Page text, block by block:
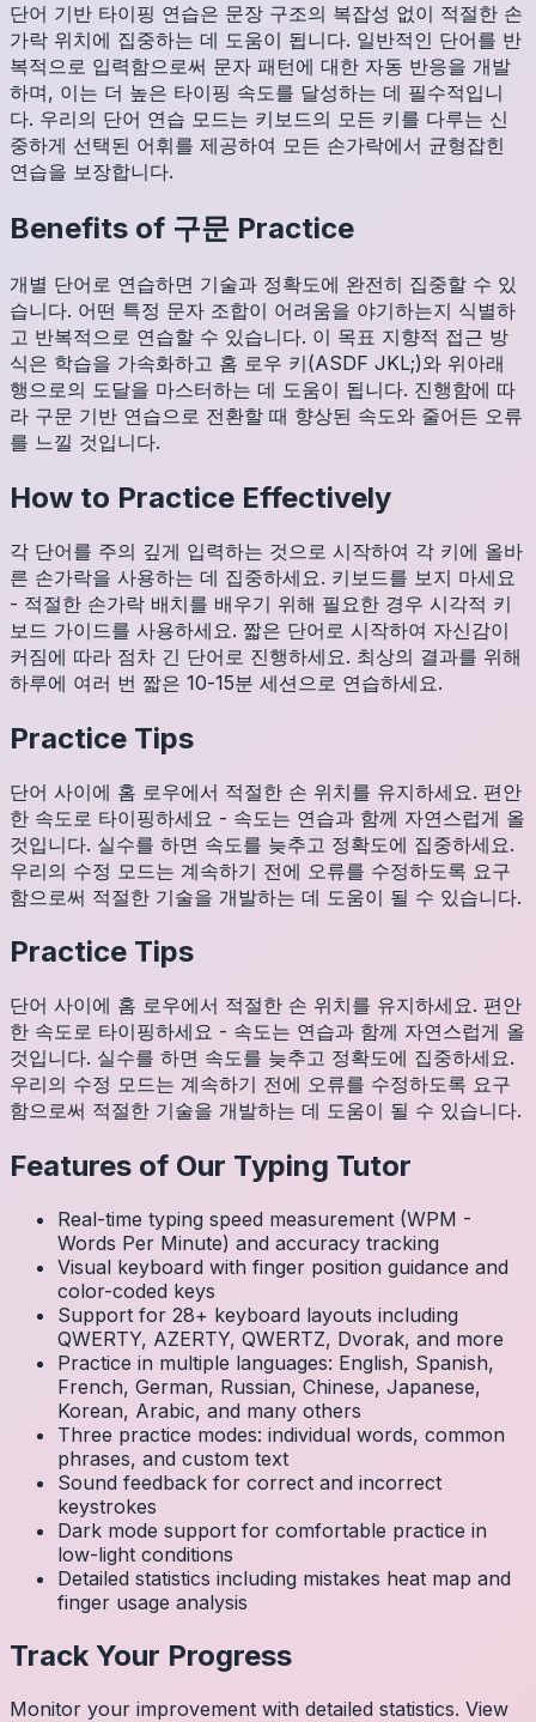
단어 기반 타이핑 연습은 문장 구조의 복잡성 없이 적절한 손
가락 위치에 집중하는 데 도움이 됩니다. 일반적인 단어를 반
복적으로 입력함으로써 문자 패턴에 대한 자동 반응을 개발
하며, 이는 더 높은 타이핑 속도를 달성하는 데 필수적입니
다. 우리의 단어 연습 모드는 키보드의 모든 키를 다루는 신
중하게 선택된 어휘를 제공하여 모든 손가락에서 균형잡힌
연습을 보장합니다.
Benefits of 구문 Practice
개별 단어로 연습하면 기술과 정확도에 완전히 집중할 수 있
습니다. 어떤 특정 문자 조합이 어려움을 야기하는지 식별하
고 반복적으로 연습할 수 있습니다. 이 목표 지향적 접근 방
식은 학습을 가속화하고 홈 로우 키(ASDF JKL;)와 위아래
행으로의 도달을 마스터하는 데 도움이 됩니다. 진행함에 따
라 구문 기반 연습으로 전환할 때 향상된 속도와 줄어든 오류
를 느낄 것입니다.
How to Practice Effectively
각 단어를 주의 깊게 입력하는 것으로 시작하여 각 키에 올바
른 손가락을 사용하는 데 집중하세요. 키보드를 보지 마세요
- 적절한 손가락 배치를 배우기 위해 필요한 경우 시각적 키
보드 가이드를 사용하세요. 짧은 단어로 시작하여 자신감이
커짐에 따라 점차 긴 단어로 진행하세요. 최상의 결과를 위해
하루에 여러 번 짧은 10-15분 세션으로 연습하세요.
Practice Tips
단어 사이에 홈 로우에서 적절한 손 위치를 유지하세요. 편안
한 속도로 타이핑하세요 - 속도는 연습과 함께 자연스럽게 올
것입니다. 실수를 하면 속도를 늦추고 정확도에 집중하세요.
우리의 수정 모드는 계속하기 전에 오류를 수정하도록 요구
함으로써 적절한 기술을 개발하는 데 도움이 될 수 있습니다.
Practice Tips
단어 사이에 홈 로우에서 적절한 손 위치를 유지하세요. 편안
한 속도로 타이핑하세요 - 속도는 연습과 함께 자연스럽게 올
것입니다. 실수를 하면 속도를 늦추고 정확도에 집중하세요.
우리의 수정 모드는 계속하기 전에 오류를 수정하도록 요구
함으로써 적절한 기술을 개발하는 데 도움이 될 수 있습니다.
Features of Our Typing Tutor
Real-time typing speed measurement (WPM -
Words Per Minute) and accuracy tracking
Visual keyboard with finger position guidance and
color-coded keys
Support for 28+ keyboard layouts including
QWERTY, AZERTY, QWERTZ, Dvorak, and more
Practice in multiple languages: English, Spanish,
French, German, Russian, Chinese, Japanese,
Korean, Arabic, and many others
Three practice modes: individual words, common
phrases, and custom text
Sound feedback for correct and incorrect
keystrokes
Dark mode support for comfortable practice in
low-light conditions
Detailed statistics including mistakes heat map and
finger usage analysis
Track Your Progress
Monitor your improvement with detailed statistics. View